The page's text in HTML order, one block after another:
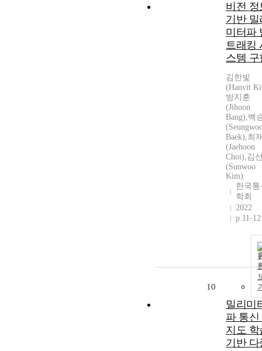
비전 정
기반 밀
미터파
트래킹
스템 구
김한빛
(Hanvit
방지훈
(Jihoon
Bang),백
Baek),최
(Jaehoon
Choi),김
(Sunwoo
Kim)
한국통
학회
2022
p.11-12
10
밀리미
파 통신
지도 학
기반 다